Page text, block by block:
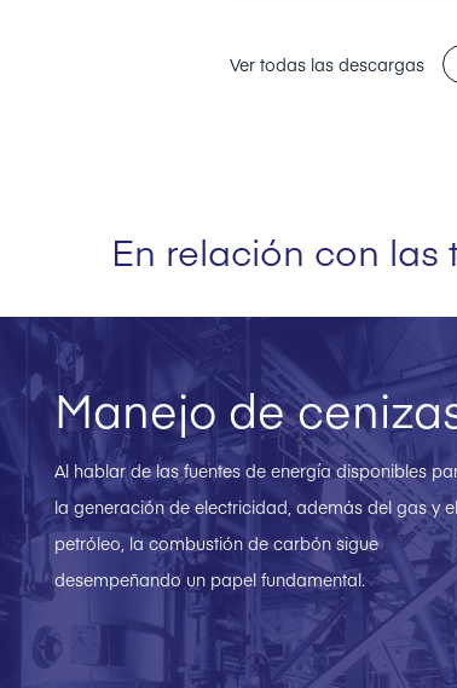
Ver todas las descargas
En relación con las
Manejo de
Al hablar de las fuentes de energía disponibles
la generación de electricidad, además del gas y el
petróleo, la combustión de carbón sigue
desempeñando un papel fundamental.